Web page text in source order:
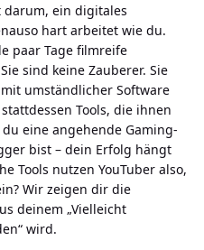
darum, ein digitales
hart arbeitet wie du.
paar Tage filmreife
sind keine Zauberer. Sie
umständlicher Software
Tools, die ihnen
eine angehende Gaming-
bist – dein Erfolg hängt
Tools nutzen YouTuber also,
Wir zeigen dir die
deinem „Vielleicht
wird.